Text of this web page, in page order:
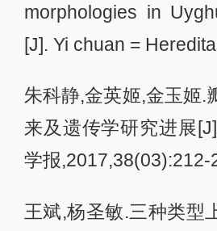
morphologies in
[J]. Yi chuan =
朱科静,金英姬,金玉姬.
来及遗传学研究进展
学报,2017,38(03):212-
王斌,杨圣敏.三种类型